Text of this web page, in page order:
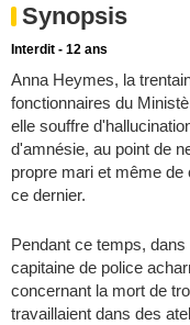
Synopsis
Interdit - 12 ans
Anna Heymes, la
fonctionnaires du
elle souffre
d'amnésie, au point de
propre mari et même
ce dernier.
Pendant ce temps,
capitaine de police
concernant la mort de
travaillaient dans des